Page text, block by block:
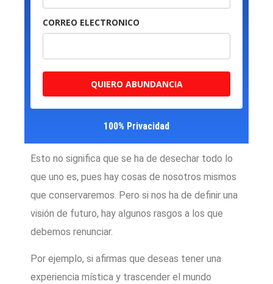
CORREO ELECTRONICO
QUIERO ABUNDANCIA
100% Privacidad
Esto no significa que se ha de desechar todo lo
que uno es, pues hay cosas de nosotros mismos
que conservaremos. Pero si nos ha de definir una
visión de futuro, hay algunos rasgos a los que
debemos renunciar.
Por ejemplo, si afirmas que deseas tener una
experiencia mística y trascender el mundo